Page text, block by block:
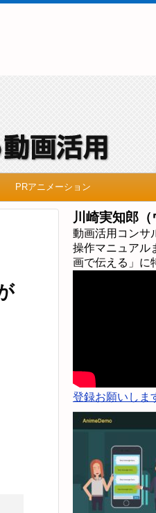
PRアニメーション
川崎実知郎（
動画活用コンサ
操作マニュアル
画で伝える」に
登録お願いしま